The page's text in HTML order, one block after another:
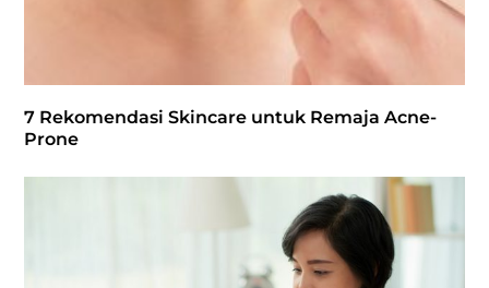
7 Rekomendasi Skincare untuk Remaja Acne-
Prone